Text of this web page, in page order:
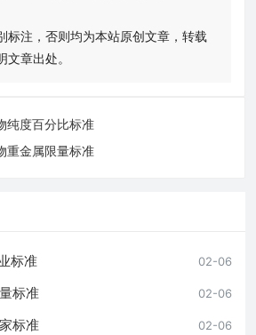
标注，否则均为本站原创文章，转载
章出处。
纯度百分比标准
重金属限量标准
02-06
标准
02-06
标准
02-06
标准